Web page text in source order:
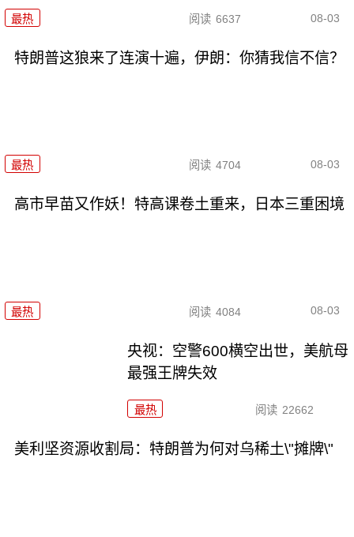
最热 阅读 6637 08-03
特朗普这狼来了连演十遍，伊朗：你猜我信不信？
最热 阅读 4704 08-03
高市早苗又作妖！特高课卷土重来，日本三重困境
最热 阅读 4084 08-03
央视：空警600横空出世，美航母
最强王牌失效
最热 阅读 22662
美利坚资源收割局：特朗普为何对乌稀土\"摊牌\"